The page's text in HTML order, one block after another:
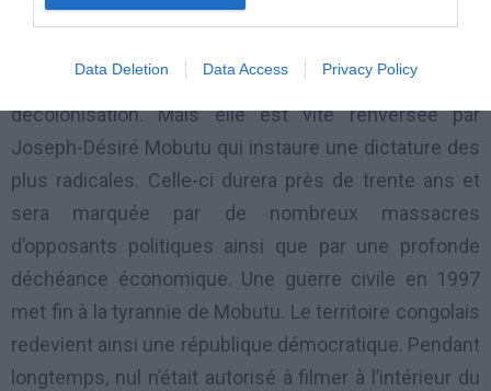
Data Deletion Data Access Privacy Policy
administrée par la Belgique et inféodée aux
sous l’égide de Lumumba, naît après le processus de
décolonisation. Mais elle est vite renversée par
Joseph-Désiré Mobutu qui instaure une dictature des
plus radicales. Celle-ci durera près de trente ans et
sera marquée par de nombreux massacres
d’opposants politiques ainsi que par une profonde
déchéance économique. Une guerre civile en 1997
met fin à la tyrannie de Mobutu. Le territoire congolais
redevient ainsi une république démocratique. Pendant
longtemps, nul n’était autorisé à filmer à l’intérieur du